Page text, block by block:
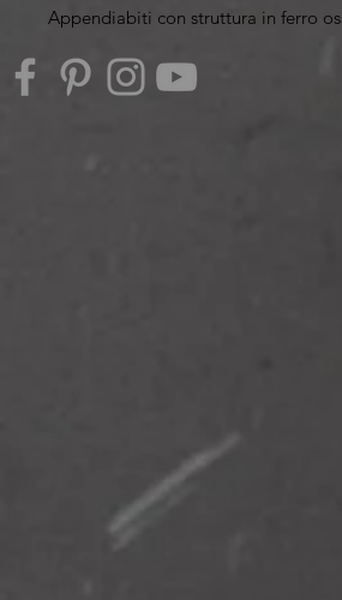
Appendiabiti con struttura in ferro